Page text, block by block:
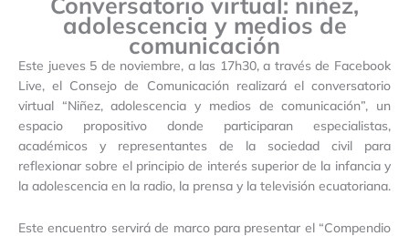
adolescencia y medios de
comunicación
Este jueves 5 de noviembre, a las 17h30, a través de Facebook
Live, el Consejo de Comunicación realizará el conversatorio
virtual “Niñez, adolescencia y medios de comunicación”, un
espacio propositivo donde participaran especialistas,
académicos y representantes de la sociedad civil para
reflexionar sobre el principio de interés superior de la infancia y
la adolescencia en la radio, la prensa y la televisión ecuatoriana.
Este encuentro servirá de marco para presentar el “Compendio